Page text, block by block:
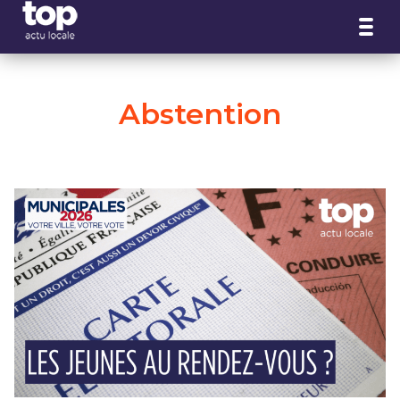
Abstention
Panneau de gestion des cookies